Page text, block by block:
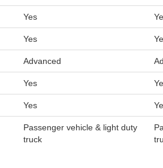
Yes
Yes
Advanced
Yes
Yes
Passenger vehicle & light duty
truck